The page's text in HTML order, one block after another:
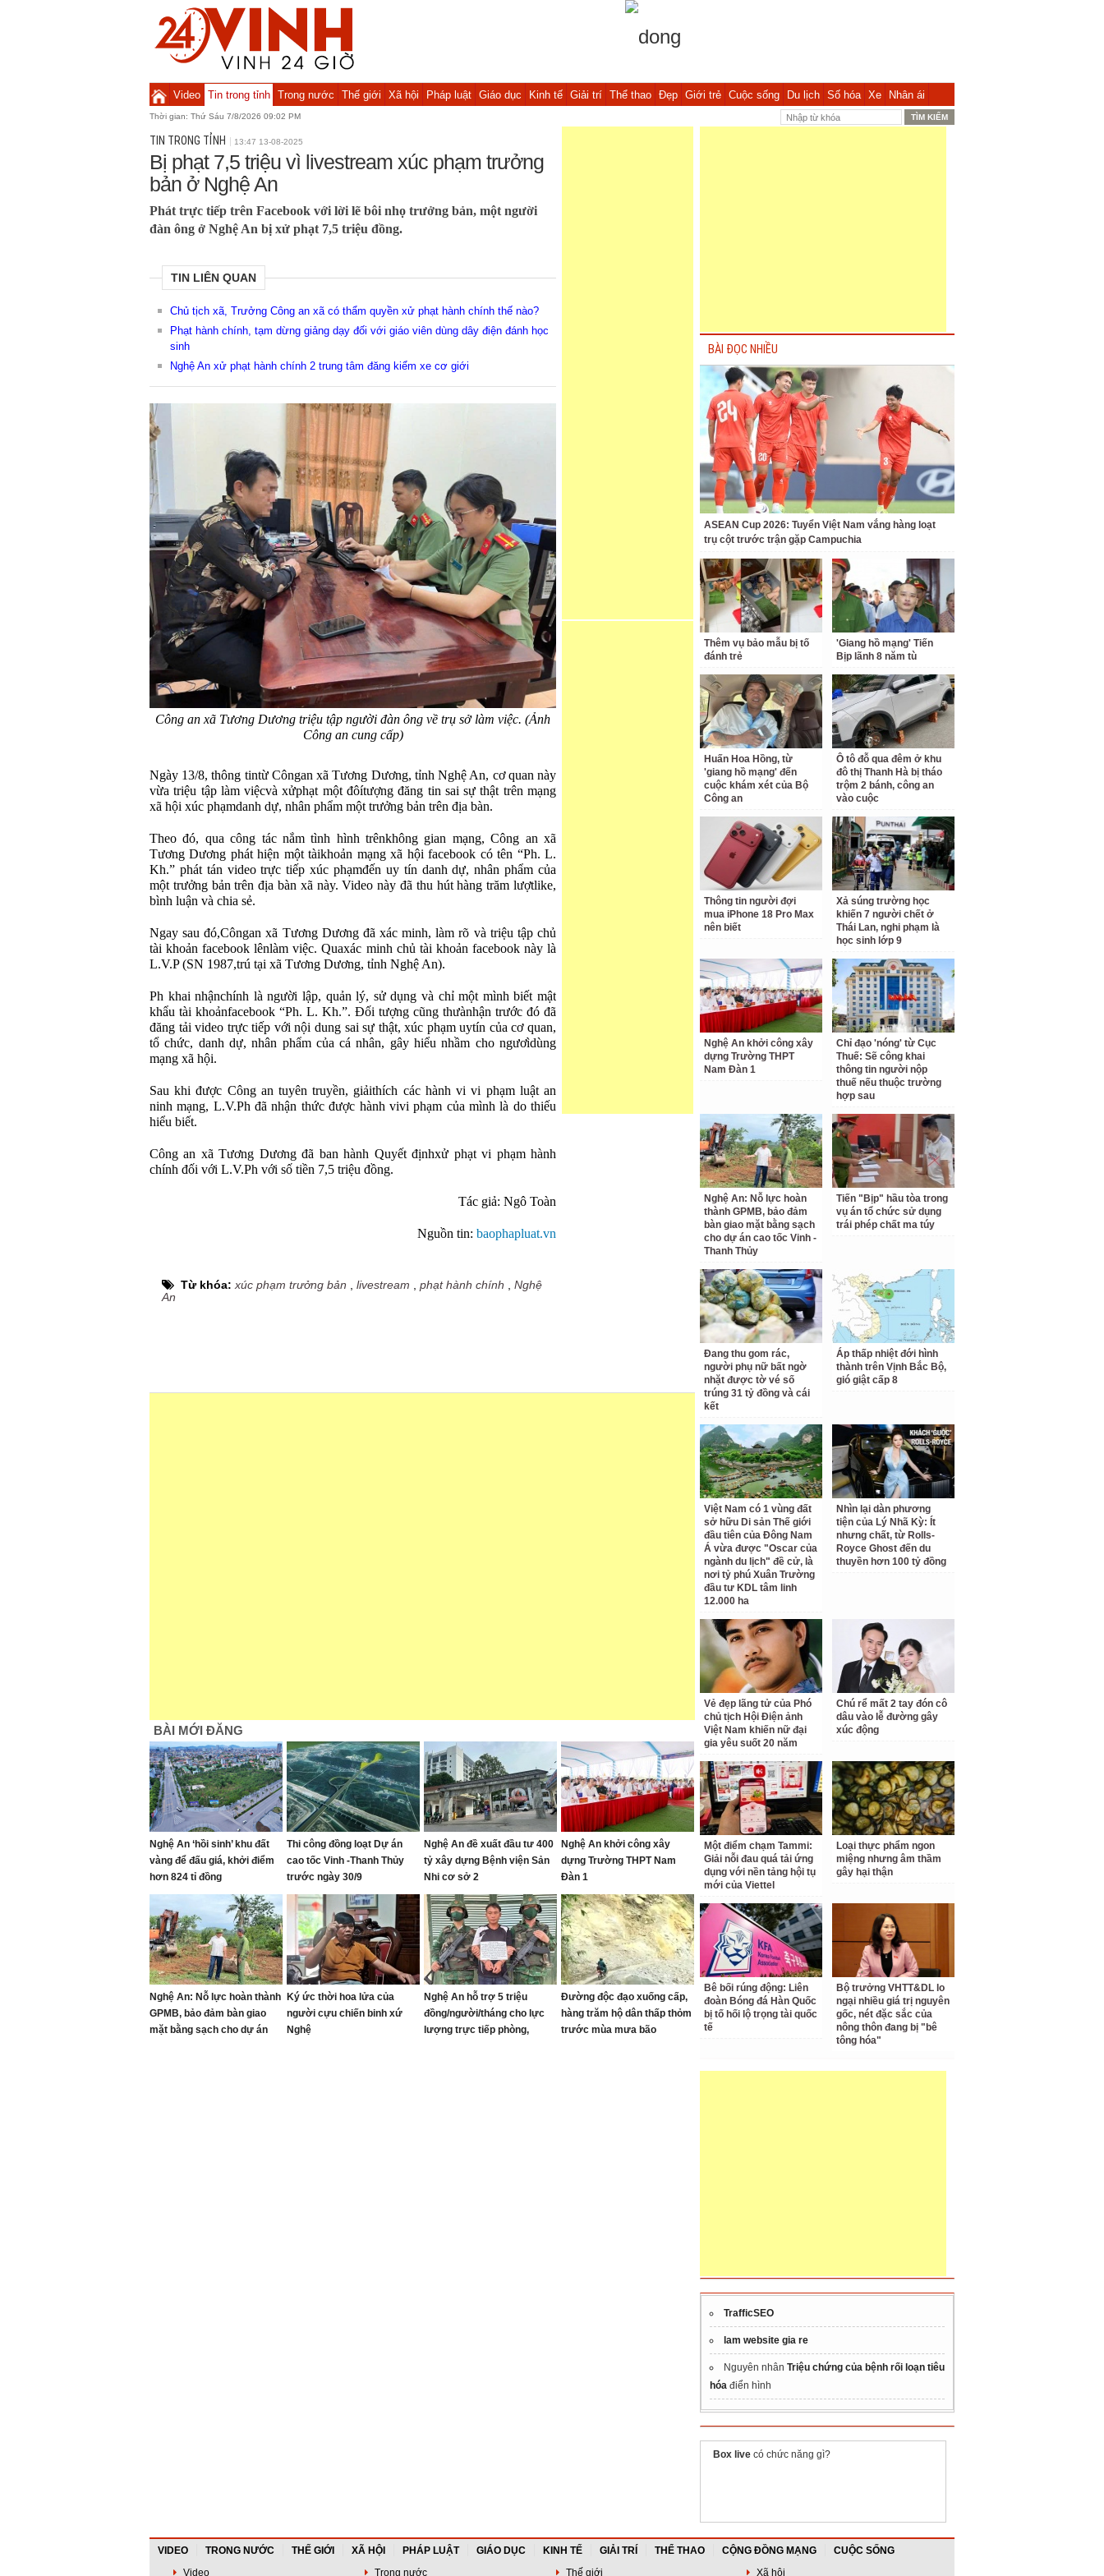
Video Tin trong tỉnh Trong nước Thế giới Xã hội Pháp luật Giáo dục Kinh tế Giải trí Thể thao Đẹp Giới trẻ Cuộc sống Du lịch Số hóa Xe Nhân ái
Thời gian: Thứ Sáu 7/8/2026 09:02 PM
TIN TRONG TỈNH 13:47 13-08-2025
Bị phạt 7,5 triệu vì livestream xúc phạm trưởng
bản ở Nghệ An
Phát trực tiếp trên Facebook với lời lẽ bôi nhọ trưởng bản, một người
đàn ông ở Nghệ An bị xử phạt 7,5 triệu đồng.
TIN LIÊN QUAN
Chủ tịch xã, Trưởng Công an xã có thẩm quyền xử phạt hành chính thế nào?
Phạt hành chính, tạm dừng giảng dạy đối với giáo viên dùng dây điện đánh học
sinh
Nghệ An xử phạt hành chính 2 trung tâm đăng kiểm xe cơ giới
Công an xã Tương Dương triệu tập người đàn ông về trụ sở làm việc. (Ảnh
Công an cung cấp)
Ngày 13/8, thông tintừ Côngan xã Tương Dương, tỉnh Nghệ An, cơ quan này
vừa triệu tập làm việcvà xửphạt một đôítượng đăng tin sai sự thật trên mạng
xã hội xúc phạmdanh dự, nhân phẩm một trưởng bản trên địa bàn.
Theo đó, qua công tác nắm tình hình trênkhông gian mạng, Công an xã
Tương Dương phát hiện một tàikhoản mạng xã hội facebook có tên “Ph. L.
Kh.” phát tán video trực tiếp xúc phạmđến uy tín danh dự, nhân phẩm của
một trưởng bản trên địa bàn xã này. Video này đã thu hút hàng trăm lượtlike,
bình luận và chia sẻ.
Ngay sau đó,Côngan xã Tương Dương đã xác minh, làm rõ và triệu tập chủ
tài khoản facebook lênlàm việc. Quaxác minh chủ tài khoản facebook này là
L.V.P (SN 1987,trú tại xã Tương Dương, tỉnh Nghệ An).
Ph khai nhậnchính là người lập, quản lý, sử dụng và chỉ một mình biết mật
khẩu tài khoảnfacebook “Ph. L. Kh.”. Đối tượng cũng thưànhận trước đó đã
đăng tải video trực tiếp với nội dung sai sự thật, xúc phạm uytín của cơ quan,
tổ chức, danh dự, nhân phẩm của cá nhân, gây hiểu nhầm cho ngươìdùng
mạng xã hội.
Sau khi được Công an tuyên truyền, giảithích các hành vi vi phạm luật an
ninh mạng, L.V.Ph đã nhận thức được hành vivi phạm của mình là do thiếu
hiểu biết.
Công an xã Tương Dương đã ban hành Quyết địnhxử phạt vi phạm hành
chính đối với L.V.Ph với số tiền 7,5 triệu đồng.
Tác giả: Ngô Toàn
Nguồn tin: baophapluat.vn
Từ khóa: xúc phạm trưởng bản livestream phạt hành chính
Nghệ
An
BÀI MỚI ĐĂNG
Nghệ An ‘hồi sinh’ khu đất
vàng để đấu giá, khởi điểm
hơn 824 tỉ đồng
Thi công đồng loạt Dự án
cao tốc Vinh -Thanh Thủy
trước ngày 30/9
Nghệ An đề xuất đầu tư 400
tỷ xây dựng Bệnh viện Sản
Nhi cơ sở 2
Nghệ An khởi công xây
dựng Trường THPT Nam
Đàn 1
Nghệ An: Nỗ lực hoàn thành
GPMB, bảo đảm bàn giao
mặt bằng sạch cho dự án
Ký ức thời hoa lửa của
người cựu chiến binh xứ
Nghệ
Nghệ An hỗ trợ 5 triệu
đồng/người/tháng cho lực
lượng trực tiếp phòng,
Đường độc đạo xuống cấp,
hàng trăm hộ dân thấp thỏm
trước mùa mưa bão
BÀI ĐỌC NHIỀU
ASEAN Cup 2026: Tuyển Việt Nam vắng hàng loạt
trụ cột trước trận gặp Campuchia
Thêm vụ bảo mẫu bị tố
đánh trẻ
'Giang hồ mạng' Tiến
Bịp lãnh 8 năm tù
Huấn Hoa Hồng, từ
'giang hồ mạng' đến
cuộc khám xét của Bộ
Công an
Ô tô đỗ qua đêm ở khu
đô thị Thanh Hà bị tháo
trộm 2 bánh, công an
vào cuộc
Thông tin người đợi
mua iPhone 18 Pro Max
nên biết
Xả súng trường học
khiến 7 người chết ở
Thái Lan, nghi phạm là
học sinh lớp 9
Nghệ An khởi công xây
dựng Trường THPT
Nam Đàn 1
Chỉ đạo 'nóng' từ Cục
Thuế: Sẽ công khai
thông tin người nộp
thuế nếu thuộc trường
hợp sau
Nghệ An: Nỗ lực hoàn
thành GPMB, bảo đảm
bàn giao mặt bằng sạch
cho dự án cao tốc Vinh -
Thanh Thủy
Tiến "Bịp" hầu tòa trong
vụ án tổ chức sử dụng
trái phép chất ma túy
Đang thu gom rác,
người phụ nữ bất ngờ
nhặt được tờ vé số
trúng 31 tỷ đồng và cái
kết
Áp thấp nhiệt đới hình
thành trên Vịnh Bắc Bộ,
gió giật cấp 8
Việt Nam có 1 vùng đất
sở hữu Di sản Thế giới
đầu tiên của Đông Nam
Á vừa được "Oscar của
ngành du lịch" đề cử, là
nơi tỷ phú Xuân Trường
đầu tư KDL tâm linh
12.000 ha
Nhìn lại dàn phương
tiện của Lý Nhã Kỳ: Ít
nhưng chất, từ Rolls-
Royce Ghost đến du
thuyền hơn 100 tỷ đồng
Vẻ đẹp lãng tử của Phó
chủ tịch Hội Điện ảnh
Việt Nam khiến nữ đại
gia yêu suốt 20 năm
Chú rể mất 2 tay đón cô
dâu vào lễ đường gây
xúc động
Một điểm chạm Tammi:
Giải nỗi đau quá tải ứng
dụng với nền tảng hội tụ
mới của Viettel
Loại thực phẩm ngon
miệng nhưng âm thầm
gây hại thận
Bê bối rúng động: Liên
đoàn Bóng đá Hàn Quốc
bị tố hối lộ trọng tài quốc
tế
Bộ trưởng VHTT&DL lo
ngại nhiều giá trị nguyên
gốc, nét đặc sắc của
nông thôn đang bị "bê
tông hóa"
TrafficSEO
lam website gia re
Nguyên nhân Triệu chứng của bệnh rối loạn tiêu
hóa điển hình
Box live có chức năng gì?
VIDEO TRONG NƯỚC THẾ GIỚI XÃ HỘI PHÁP LUẬT GIÁO DỤC KINH TẾ GIẢI TRÍ THỂ THAO CỘNG ĐỒNG MẠNG
CUỘC SỐNG
Video
Trong nước Thế giới Xã hội